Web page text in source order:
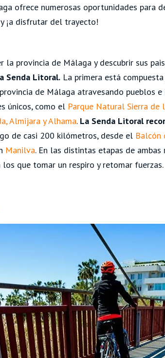
ofrece numerosas oportunidades para
¡a disfrutar del trayecto!
la provincia de Málaga y descubrir sus
Senda Litoral. La primera está
de Málaga atravesando pueblos e
únicos, como el Parque Natural Sierra de
Almijara y Alhama. La Senda Litoral
de casi 200 kilómetros, desde el Balcón
Manilva. En las distintas etapas de
los que tomar un respiro y retomar fuerzas.